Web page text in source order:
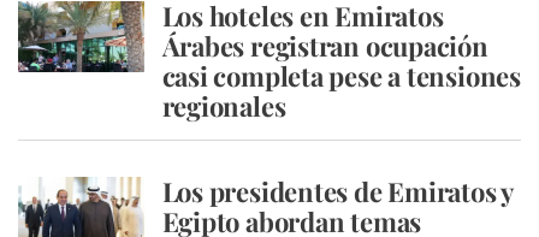
Los hoteles en Emiratos
Árabes registran ocupación
casi completa pese a tensiones
regionales
Los presidentes de Emiratos y
Egipto abordan temas